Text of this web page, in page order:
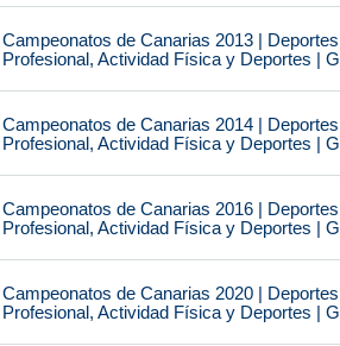
Campeonatos de Canarias 2013 |
Profesional, Actividad Física y Deportes |
Campeonatos de Canarias 2014 |
Profesional, Actividad Física y Deportes |
Campeonatos de Canarias 2016 |
Profesional, Actividad Física y Deportes |
Campeonatos de Canarias 2020 |
Profesional, Actividad Física y Deportes |